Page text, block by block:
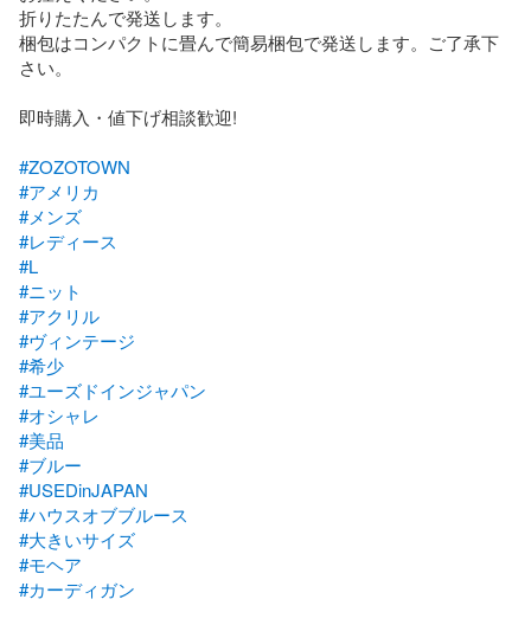
折りたたんで発送します。
梱包はコンパクトに畳んで簡易梱包で発送します。ご了承下
さい。
即時購入・値下げ相談歓迎!
#ZOZOTOWN
#アメリカ
#メンズ
#レディース
#L
#ニット
#アクリル
#ヴィンテージ
#希少
#ユーズドインジャパン
#オシャレ
#美品
#ブルー
#USEDinJAPAN
#ハウスオブブルース
#大きいサイズ
#モヘア
#カーディガン